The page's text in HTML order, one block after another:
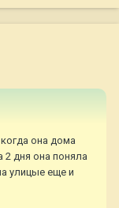
она дома
2 дня она поняла
улицые еще и